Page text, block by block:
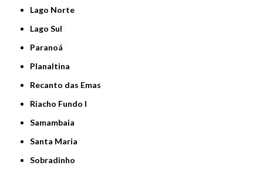
Lago Norte
Lago Sul
Paranoá
Planaltina
Recanto das Emas
Riacho Fundo I
Samambaia
Santa Maria
Sobradinho